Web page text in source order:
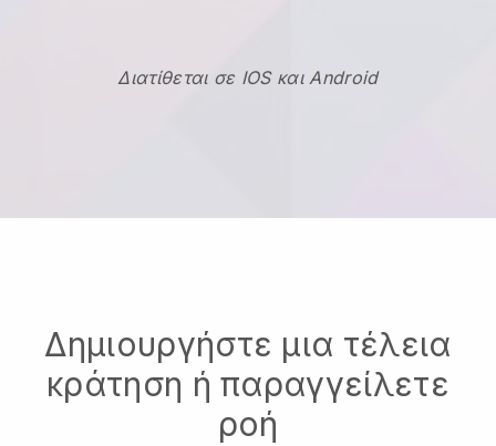
Διατίθεται σε IOS και Android
Δημιουργήστε μια τέλεια
κράτηση ή παραγγείλετε
ροή